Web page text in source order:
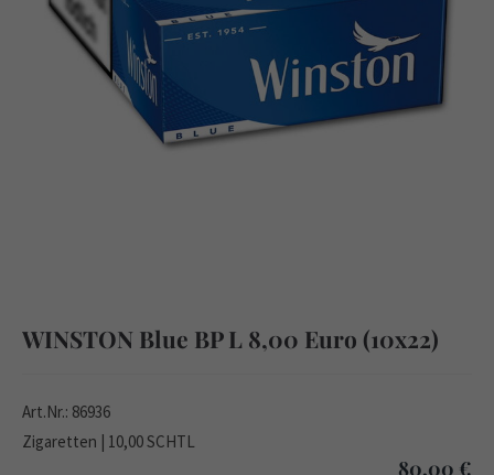
WINSTON Blue BP L 8,00 Euro (10x22)
Art.Nr.: 86936
Zigaretten | 10,00 SCHTL
80,00 €